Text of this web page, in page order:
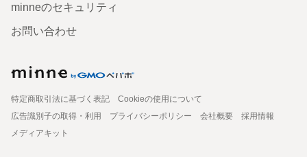
minneのセキュリティ
お問い合わせ
特定商取引法に基づく表記
Cookieの使用について
広告識別子の取得・利用
プライバシーポリシー 会社概要
採用情報
メディアキット